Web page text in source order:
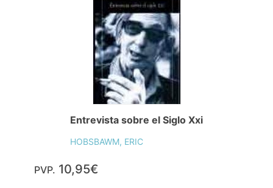
Entrevista sobre el Siglo Xxi
HOBSBAWM, ERIC
PVP. 10,95€